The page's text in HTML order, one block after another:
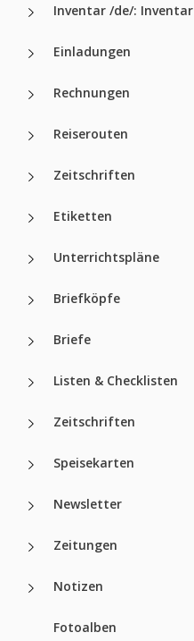
Inventar /de/: Inventar
Einladungen
Rechnungen
Reiserouten
Zeitschriften
Etiketten
Unterrichtspläne
Briefköpfe
Briefe
Listen & Checklisten
Zeitschriften
Speisekarten
Newsletter
Zeitungen
Notizen
Fotoalben